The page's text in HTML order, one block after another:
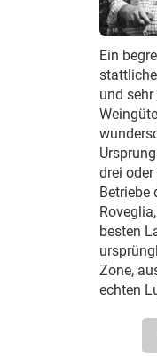
Ein
und
drei
Betriebe
besten
Zone,
echten